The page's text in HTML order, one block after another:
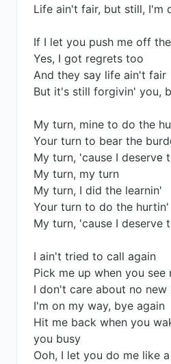
Life ain't fair, but still, I'm
If I let you push me off
Yes, I got regrets too
And they say life ain't fair
But it's still forgivin' you,
My turn, mine to do the
Your turn to bear the
My turn, 'cause I deservе
My turn, my turn
My turn, I did the learnin'
Your turn to do the hurtin'
My turn, 'cause I deserve
I ain't tried to call again
Pick me up when you see
I don't care about no new
I'm on my way, bye again
Hit me back when you
you busy
Ooh, I let you do me like